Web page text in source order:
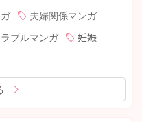
夫婦関係マンガ
ブルマンガ
妊娠